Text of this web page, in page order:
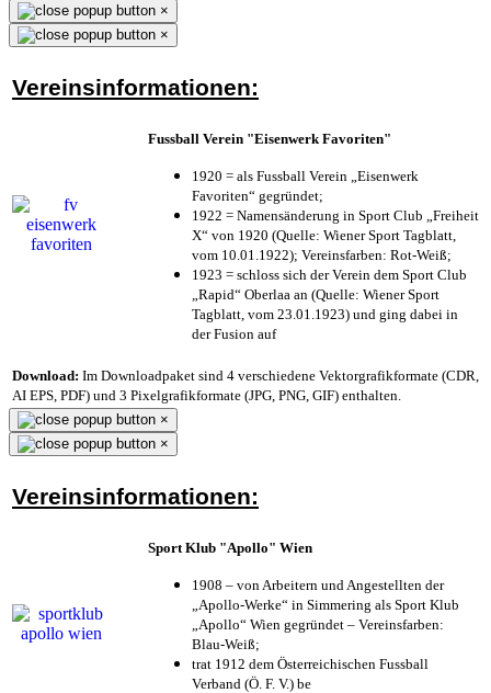
×
×
Vereinsinformationen:
Fussball Verein "Eisenwerk Favoriten"
1920 = als Fussball Verein „Eisenwerk
Favoriten“ gegründet;
1922 = Namensänderung in Sport Club „Freiheit
X“ von 1920 (Quelle: Wiener Sport Tagblatt,
vom 10.01.1922); Vereinsfarben: Rot-Weiß;
1923 = schloss sich der Verein dem Sport Club
„Rapid“ Oberlaa an (Quelle: Wiener Sport
Tagblatt, vom 23.01.1923) und ging dabei in
der Fusion auf
Download: Im Downloadpaket sind 4 verschiedene Vektorgrafikformate (CDR,
AI EPS, PDF) und 3 Pixelgrafikformate (JPG, PNG, GIF) enthalten.
×
×
Vereinsinformationen:
Sport Klub "Apollo" Wien
1908 – von Arbeitern und Angestellten der
„Apollo-Werke“ in Simmering als Sport Klub
„Apollo“ Wien gegründet – Vereinsfarben:
Blau-Weiß;
trat 1912 dem Österreichischen Fussball
Verband (Ö. F. V.) be